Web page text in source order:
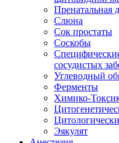
Пренатальная
Слюна
Сок простаты
Соскобы
сосудистых
Углеводный
Ферменты
Химико-
Эякулят